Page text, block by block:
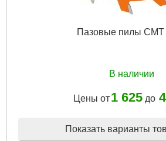
Пазовые пилы CMT
В наличии
Цены от 1 625до
Показать варианты